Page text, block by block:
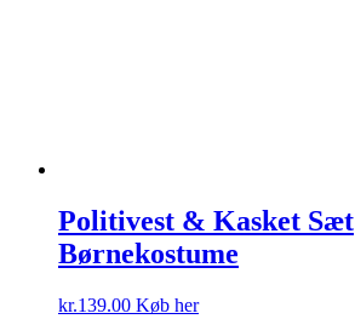
Politivest & Kasket Sæt
Børnekostume
kr.139.00 Køb her